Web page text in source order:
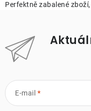
Perfektně zabalené
E-mail